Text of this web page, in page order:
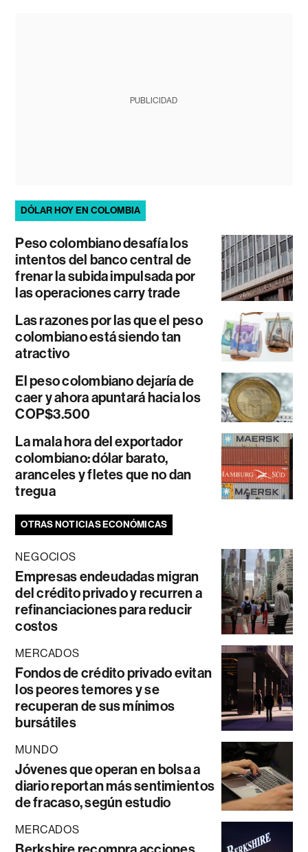
PUBLICIDAD
DÓLAR HOY EN COLOMBIA
Peso colombiano desafía los
intentos del banco central de
frenar la subida impulsada por
las operaciones carry trade
Las razones por las que el peso
colombiano está siendo tan
atractivo
El peso colombiano dejaría de
caer y ahora apuntará hacia los
COP$3.500
La mala hora del exportador
colombiano: dólar barato,
aranceles y fletes que no dan
tregua
OTRAS NOTICIAS ECONÓMICAS
NEGOCIOS
Empresas endeudadas migran
del crédito privado y recurren a
refinanciaciones para reducir
costos
MERCADOS
Fondos de crédito privado evitan
los peores temores y se
recuperan de sus mínimos
bursátiles
MUNDO
Jóvenes que operan en bolsa a
diario reportan más sentimientos
de fracaso, según estudio
MERCADOS